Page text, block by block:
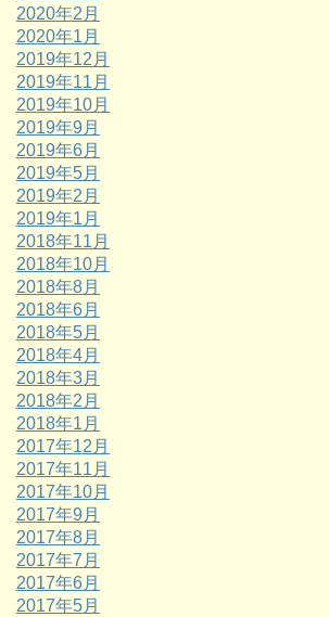
2020年2月
2020年1月
2019年12月
2019年11月
2019年10月
2019年9月
2019年6月
2019年5月
2019年2月
2019年1月
2018年11月
2018年10月
2018年8月
2018年6月
2018年5月
2018年4月
2018年3月
2018年2月
2018年1月
2017年12月
2017年11月
2017年10月
2017年9月
2017年8月
2017年7月
2017年6月
2017年5月